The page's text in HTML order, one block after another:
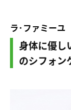
ラ･ファミーユ
身体に優し
のシフォン